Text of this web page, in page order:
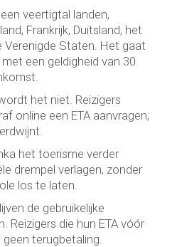
veertigtal landen,
Frankrijk, Duitsland, het
Verenigde Staten. Het gaat
een geldigheid van 30
het niet. Reizigers
online een ETA aanvragen;
het toerisme verder
drempel verlagen, zonder
los te laten.
de gebruikelijke
Reizigers die hun ETA vóór
terugbetaling.